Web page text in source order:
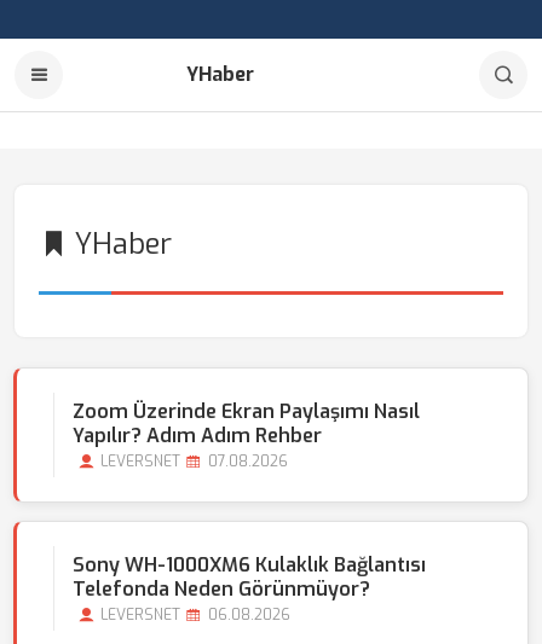
YHaber
YHaber
Zoom Üzerinde Ekran Paylaşımı Nasıl
Yapılır? Adım Adım Rehber
LEVERSNET 07.08.2026
Sony WH-1000XM6 Kulaklık Bağlantısı
Telefonda Neden Görünmüyor?
LEVERSNET 06.08.2026